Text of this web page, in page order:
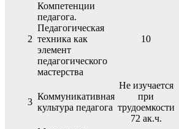
2
Компетенции
педагога.
Педагогическая
техника как
элемент
педагогического
мастерства
10
3
Коммуникативная
культура педагога
Не изучается
при
трудоемкости
72 ак.ч.